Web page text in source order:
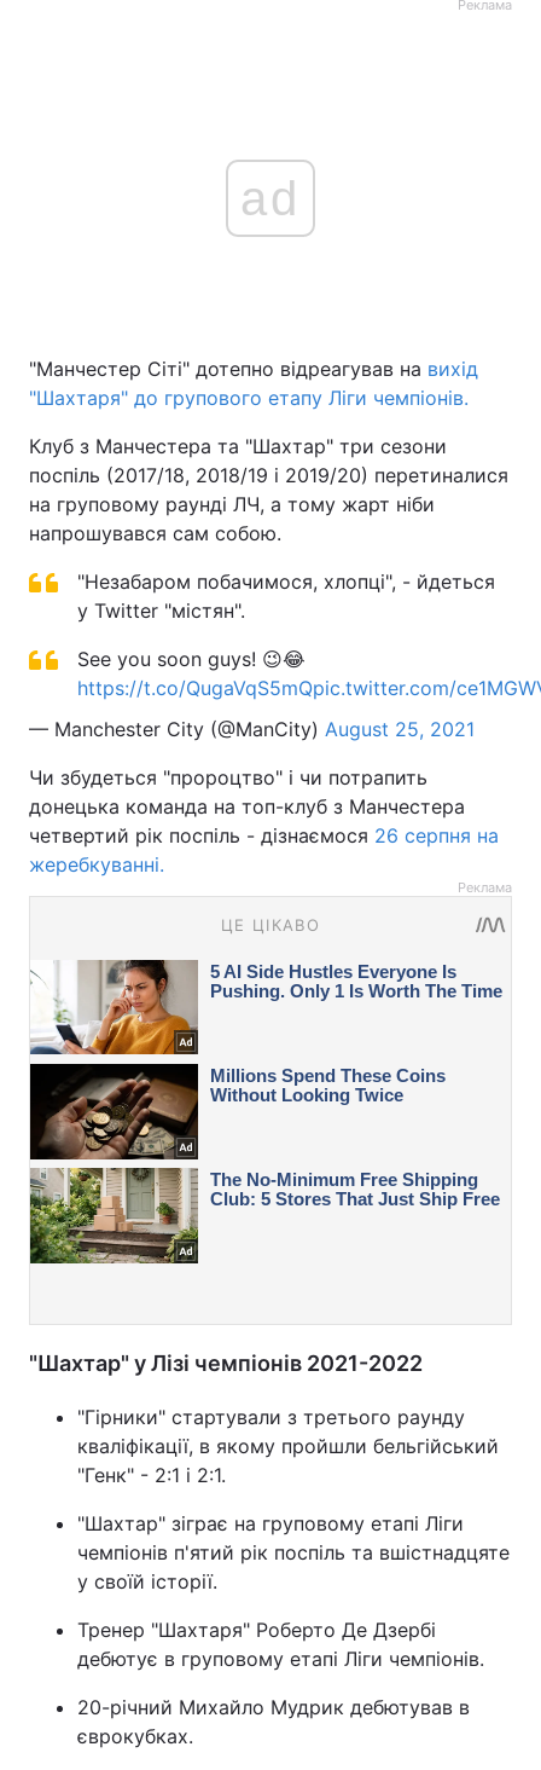
Реклама
ad
"Манчестер Сіті" дотепно відреагував на вихід
"Шахтаря" до групового етапу Ліги чемпіонів.
Клуб з Манчестера та "Шахтар" три сезони
поспіль (2017/18, 2018/19 і 2019/20) перетиналися
на груповому раунді ЛЧ, а тому жарт ніби
напрошувався сам собою.
"Незабаром побачимося, хлопці", - йдеться
у Twitter "містян".
See you soon guys! 😉😂
https://t.co/QugaVqS5mQpic.twitter.com/
— Manchester City (@ManCity) August 25, 2021
Чи збудеться "пророцтво" і чи потрапить
донецька команда на топ-клуб з Манчестера
четвертий рік поспіль - дізнаємося 26 серпня на
жеребкуванні.
Реклама
"Шахтар" у Лізі чемпіонів 2021-2022
"Гірники" стартували з третього раунду
кваліфікації, в якому пройшли бельгійський
"Генк" - 2:1 і 2:1.
"Шахтар" зіграє на груповому етапі Ліги
чемпіонів п'ятий рік поспіль та вшістнадцяте
у своїй історії.
Тренер "Шахтаря" Роберто Де Дзербі
дебютує в груповому етапі Ліги чемпіонів.
20-річний Михайло Мудрик дебютував в
єврокубках.